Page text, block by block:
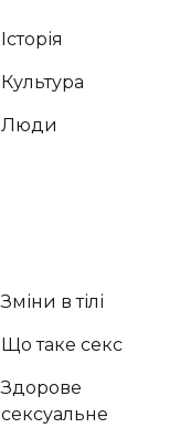
Історія
Культура
Люди
Зміни в тілі
Що таке секс
Здорове
сексуальне